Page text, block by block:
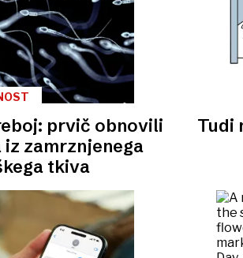
prvič obnovili
iz zamrznjenega
tkiva
Tudi